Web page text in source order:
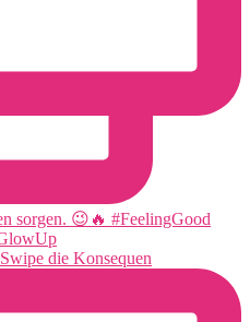
die Konsequen